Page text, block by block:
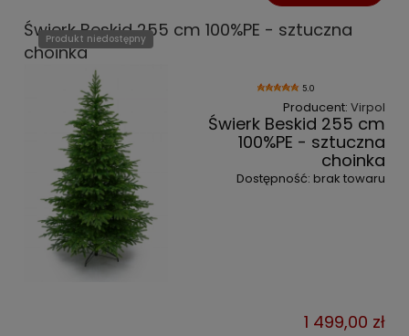
Świerk Beskid 255 cm 100%PE - sztuczna
choinka
5.0
Producent: Virpol
Świerk Beskid 255 cm
100%PE - sztuczna
choinka
Dostępność: brak towaru
1 499,00 zł
Produkt niedostępny